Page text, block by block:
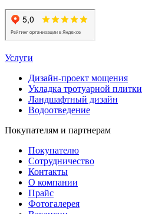
Услуги
Дизайн-проект мощения
Укладка тротуарной плитки
Ландшафтный дизайн
Водоотведение
Покупателям и партнерам
Покупателю
Сотрудничество
Контакты
О компании
Прайс
Фотогалерея